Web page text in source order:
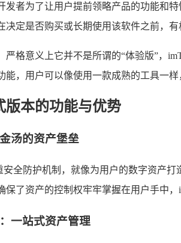
发者为了让用户提前领略产品的功能和
决定是否购买或长期使用该软件之前，
严格意义上它并不是所谓的“体验版”，
能，用户可以像使用一款成熟的工具一样
版本的功能与优势
汤的资产堡垒
安全防护机制，就像为用户的数字资产
保了资产的控制权牢牢掌握在用户手中，
一站式资产管理